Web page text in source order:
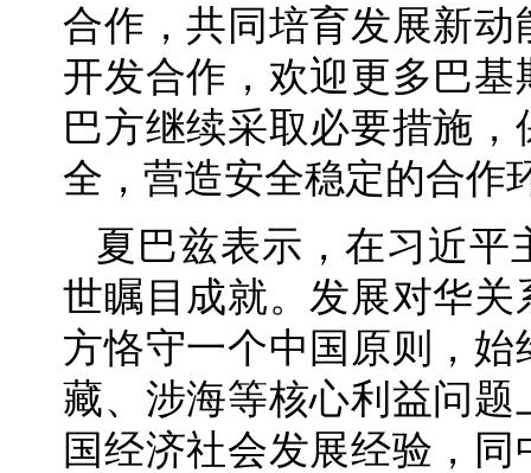
合作，共同培育发展新
开发合作，欢迎更多巴
巴方继续采取必要措施
全，营造安全稳定的合作
夏巴兹表示，在习近平
世瞩目成就。发展对华
方恪守一个中国原则，
藏、涉海等核心利益问
国经济社会发展经验，